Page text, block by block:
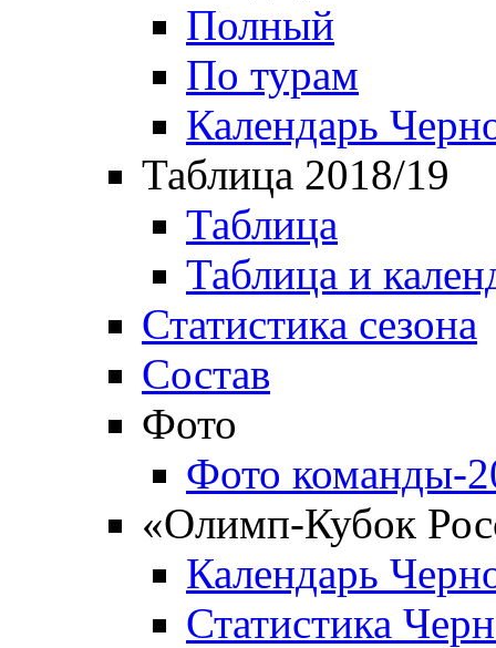
Полный
По турам
Календарь
Таблица 2018/19
Таблица
Таблица и
Статистика сезона
Состав
Фото
Фото команды-
«Олимп-Кубок
Календарь
Статистика